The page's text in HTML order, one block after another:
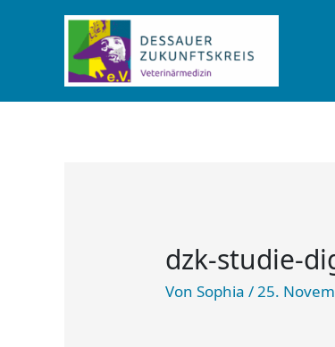
dzk-studie-
VonSophia/25.